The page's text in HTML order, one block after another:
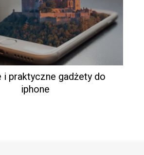
i praktyczne gadżety do
iphone